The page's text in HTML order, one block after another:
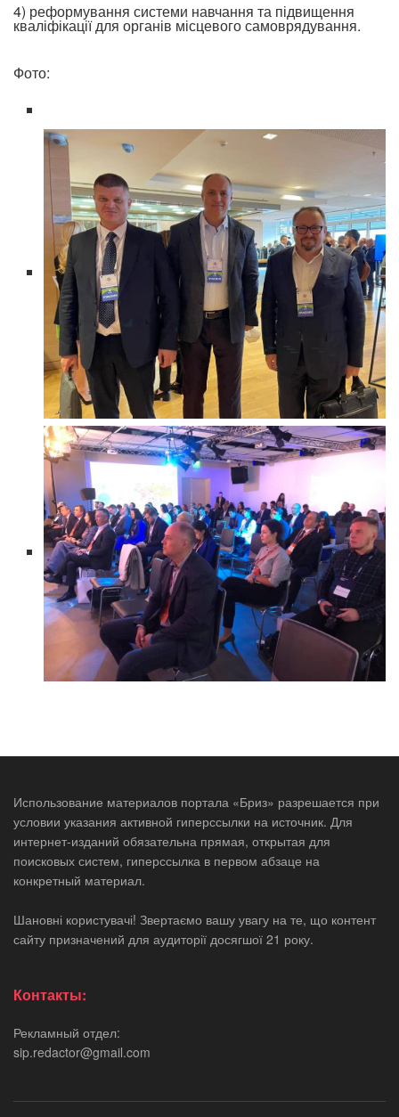
4) реформування системи навчання та підвищення
кваліфікації для органів місцевого самоврядування.
Фото:
Использование материалов портала «Бриз» разрешается при
условии указания активной гиперссылки на источник. Для
интернет-изданий обязательна прямая, открытая для
поисковых систем, гиперссылка в первом абзаце на
конкретный материал.
Шановні користувачі! Звертаємо вашу увагу на те, що контент
сайту призначений для аудиторії досягшої 21 року.
Контакты:
Рекламный отдел:
sip.redactor@gmail.com